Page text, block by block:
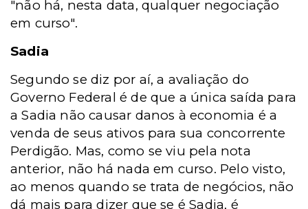
"não há, nesta data, qualquer negociação
em curso".
Sadia
Segundo se diz por aí, a avaliação do
Governo Federal é de que a única saída para
a Sadia não causar danos à economia é a
venda de seus ativos para sua concorrente
Perdigão. Mas, como se viu pela nota
anterior, não há nada em curso. Pelo visto,
ao menos quando se trata de negócios, não
dá mais para dizer que se é Sadia, é